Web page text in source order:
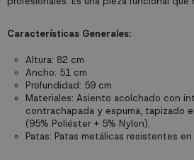
Características Generales:
Altura: 82 cm
Ancho: 51 cm
Profundidad: 59 cm
Materiales: Asiento acolchado con
contrachapada y espuma, tapizado
(95% Poliéster + 5% Nylon).
Patas: Patas metálicas resistentes